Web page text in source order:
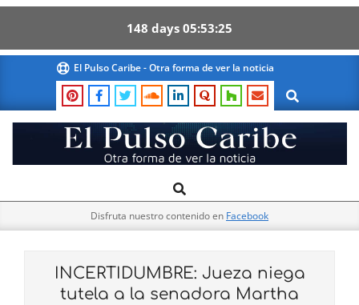
148 days 05 53 24
content
El Pulso Caribe - Otra forma de ver la noticia
Search
El
Pulso
Navigation
Search
Disfruta nuestro contenido en Facebook
INCERTIDUMBRE: Jueza niega
tutela a la senadora Martha